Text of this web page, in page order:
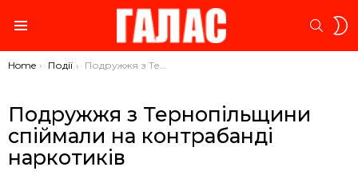
You are here:
Home Події Подружжя з Тернопільщини спіймали на контрабанді наркотиків
Подружжя з Тернопільщини
спіймали на контрабанді
наркотиків